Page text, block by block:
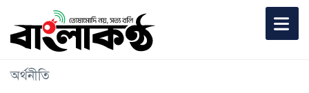
অর্থনীতি